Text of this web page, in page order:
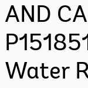
AND
Water